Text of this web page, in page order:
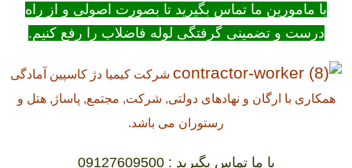
با مامورین ما تماس بگیرید تا بصورت اصولی و از راه
درست و تضمینی گرفتگی لوله فاضلاب را رفع کنیم.
شرکت کیمیا دژ کاسپین آمادگی
همکاری با ارگان و نهادهای دولتی, شرکت, مجتمع, پاساژ, هتل و
رستوران می باشد.
با ما تماس بگیرید : 09127609500